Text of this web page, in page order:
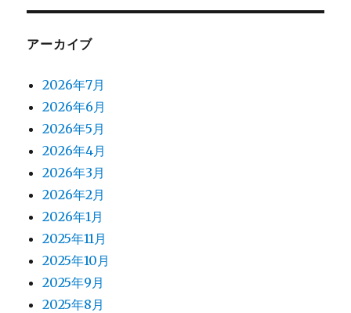
アーカイブ
2026年7月
2026年6月
2026年5月
2026年4月
2026年3月
2026年2月
2026年1月
2025年11月
2025年10月
2025年9月
2025年8月